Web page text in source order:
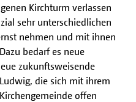
Kirchturm verlassen
sehr unterschiedlichen
nehmen und mit ihnen
bedarf es neue
zukunftsweisende
die sich mit ihrem
offen